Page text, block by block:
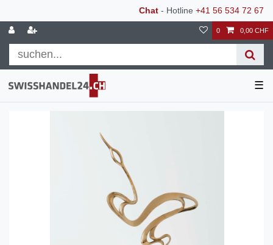
Chat - Hotline +41 56 534 72 67
0 0,00 CHF
☰